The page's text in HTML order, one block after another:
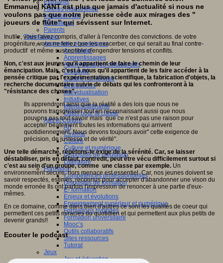
Etudiants
Filières industrielles
Institutionnels
Médiateurs
Parents
Thématiques
Apprendre et enseigner
Apprendre
Apprentissages
Apprentissages collaboratifs
Créativité
Culture numérique
Evaluations
Individualisation
Initiatives
Interdisciplinarité
Outils pour la classe
Arts et Culture
Art
Cinéma
Culture
Culture et numérique
Dispositifs de médiation
Littérature
Formation
Compétences professionnelles
Dispositifs de formation
E- formation
Enjeux et évolutions
Enseignement supérieur et numérique
Formations hybrides
Formation universitaire
Mooc’s
Outils collaboratifs
Sites ressources
Tutorat
Jeux
Jeu et éducation
Emmanuel KANT est plus que jamais d'actualité si nous ne
voulons pas que notre jeunesse cède aux mirages des "
joueurs de flûte" qui sévissent sur Internet.
Inutile, vous l'avez compris, d'aller à l'encontre des convictions. de votre
progéniture, vous ne feriez que les exacerber, ce qui serait au final contre-
productif et même susceptible d'engendrer tensions et conflits.
Non, c'est aux jeunes qu'il appartient de faire le chemin de leur
émancipation. Mais, c'est à nous qu'il appartient de les faire accéder à la
pensée critique par l'expérimentation scientifique, la fabrication d'objets, la
recherche documentaire suivie de débats qui les confronteront à la
"résistance des choses".
Ils apprendront ainsi que la réalité a des lois que nous ne
pouvons transgresser tout en reconnaissant aussi que nous
pouvons pas tout savoir mais que ce n'est pas une raison pour
accepter béatement toutes les informations qui arrivent
quotidiennement. Nous devons toujours avoir" cette exigence de
précision, de justesse et de vérité".
Une telle démarche, répétons-le exige de la sérénité. Car, se laisser
déstabiliser, pris en défaut, contredit, peut être vécu difficilement surtout si
c'est au sein d'un groupe, comme une classe par exemple. Un
environnement sécure, hors menace est essentiel. Car, nos jeunes doivent se
savoir respectés, estimés, reconnus pour accepter d'abandonner une vison du
monde erronée Ils ont parfois l'impression de renoncer à une partie d'eux-
mêmes.
En ce domaine, comme dans bien d'autres ce sont les qualités de coeur qui
permettent ces petits miracles du quotidien et qui permettent aux plus petits de
devenir grands!!
Ecouter le podcast